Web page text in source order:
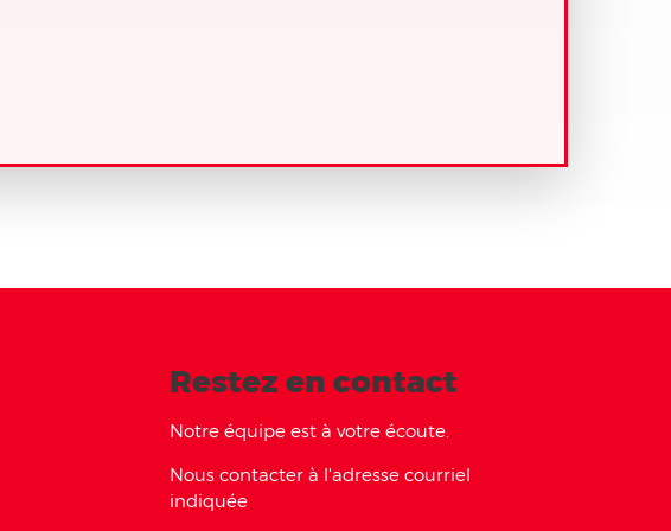
Restez en contact
Notre équipe est à votre écoute.
Nous contacter à l'adresse courriel
indiquée